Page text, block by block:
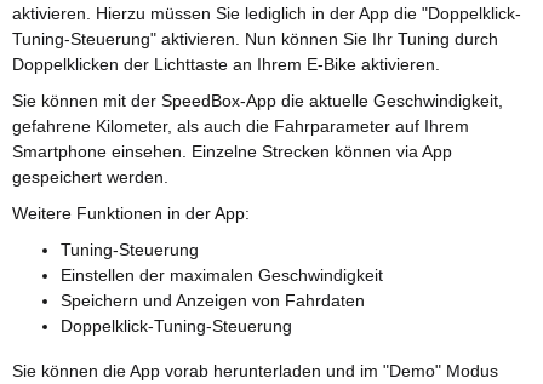
aktivieren. Hierzu müssen Sie lediglich in der App die "Doppelklick-
Tuning-Steuerung" aktivieren. Nun können Sie Ihr Tuning durch
Doppelklicken der Lichttaste an Ihrem E-Bike aktivieren.
Sie können mit der SpeedBox-App die aktuelle Geschwindigkeit,
gefahrene Kilometer, als auch die Fahrparameter auf Ihrem
Smartphone einsehen. Einzelne Strecken können via App
gespeichert werden.
Weitere Funktionen in der App:
Tuning-Steuerung
Einstellen der maximalen Geschwindigkeit
Speichern und Anzeigen von Fahrdaten
Doppelklick-Tuning-Steuerung
Sie können die App vorab herunterladen und im "Demo" Modus